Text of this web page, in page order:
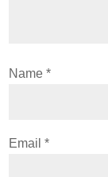
Name*
Email*